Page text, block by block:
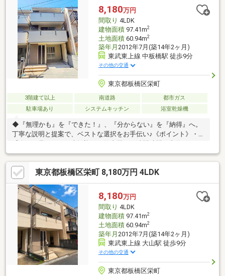
スーパーとドラッグストアは徒歩7分圏内にあり、お買い物にも便
利な立地です！
8,180万円
間取り 4LDK
建物面積97.41m2
土地面積60.94m2
築年月 2012年7月(築14年2ヶ月)
東武東上線 中板橋駅 徒歩9分
その他の交通
東京都板橋区栄町
3階建て以上 南道路
都市ガス
駐車場あり
システムキッチン 浴室乾燥機
◆『無理かも』を『できた！』、『分からない』を『納得』へ。
丁寧な説明と提案で、ベストな選択をお手伝い♪《ポイント》・
電話一本でスグに調整いたします♪・「中板橋」駅徒歩9分の立
地・4LDK+ビルトインガレージ・南向きにつき陽当たり良好です
♪《周辺環境》・よしやセーヌ 中板橋本店 徒歩7分(約534ｍ)・
ファミリーマート 熊代栄町店 徒歩3分(約188ｍ)・クオール薬局
大山店 徒歩2分(約114ｍ)・中板橋郵便局 徒歩6分(約471ｍ)・
板橋区立中根橋小学校 徒歩6分(約451ｍ)
東京都板橋区栄町 8,180万円 4LDK
8,180万円
間取り 4LDK
建物面積97.41m2
土地面積60.94m2
築年月 2012年7月(築14年2ヶ月)
東武東上線 大山駅 徒歩9分
その他の交通
東京都板橋区栄町